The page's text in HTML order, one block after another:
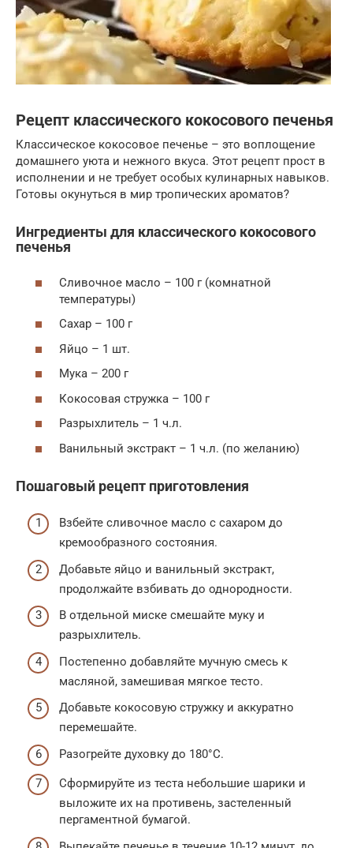
Рецепт классического кокосового печенья
Классическое кокосовое печенье – это воплощение
домашнего уюта и нежного вкуса. Этот рецепт прост в
исполнении и не требует особых кулинарных навыков.
Готовы окунуться в мир тропических ароматов?
Ингредиенты для классического кокосового
печенья
Сливочное масло – 100 г (комнатной
температуры)
Сахар – 100 г
Яйцо – 1 шт.
Мука – 200 г
Кокосовая стружка – 100 г
Разрыхлитель – 1 ч.л.
Ванильный экстракт – 1 ч.л. (по желанию)
Пошаговый рецепт приготовления
Взбейте сливочное масло с сахаром до
кремообразного состояния.
Добавьте яйцо и ванильный экстракт,
продолжайте взбивать до однородности.
В отдельной миске смешайте муку и
разрыхлитель.
Постепенно добавляйте мучную смесь к
масляной, замешивая мягкое тесто.
Добавьте кокосовую стружку и аккуратно
перемешайте.
Разогрейте духовку до 180°C.
Сформируйте из теста небольшие шарики и
выложите их на противень, застеленный
пергаментной бумагой.